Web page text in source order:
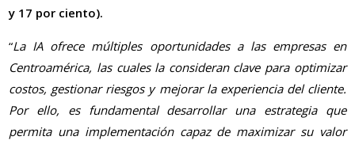
y 17 por ciento).
“La IA ofrece múltiples oportunidades a las empresas en
Centroamérica, las cuales la consideran clave para optimizar
costos, gestionar riesgos y mejorar la experiencia del cliente.
Por ello, es fundamental desarrollar una estrategia que
permita una implementación capaz de maximizar su valor